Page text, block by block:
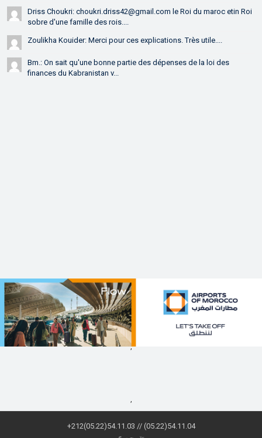
Driss Choukri: choukri.driss42@gmail.com le Roi du maroc etin Roi
sobre d'une famille des rois....
Zoulikha Kouider: Merci pour ces explications. Très utile....
Bm.: On sait qu'une bonne partie des dépenses de la loi des
finances du Kabranistan v...
,
+212(05.22)54.11.03 // (05.22)54.11.04